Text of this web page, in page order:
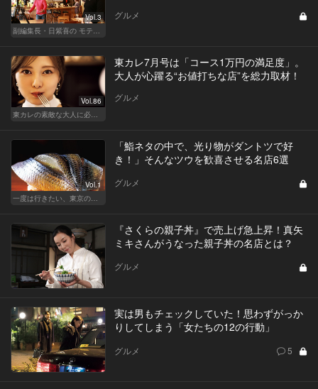
Vol.3
副編集長・日紫喜の モテる目線のレストラン選び
グルメ
Vol.86
東カレの素敵な大人に必要なこと
東カレ7月号は「コース1万円の満足度」。
大人が心躍る“お値打ちな店”を総力取材！
グルメ
Vol.1
一度は行きたい、東京の鮨の名店
「鮨ネタの中で、光り物がダントツで好
き！」そんなツウを歓喜させる名店6選
グルメ
『さくらの親子丼』で売上げ急上昇！真矢
ミキさんがうなった親子丼の名店とは？
グルメ
実は男もチェックしていた！思わずがっか
りしてしまう「女たちの12の行動」
グルメ 5